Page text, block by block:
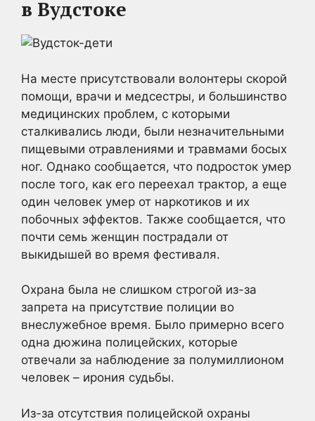
в Вудстоке
На месте присутствовали волонтеры скорой
помощи, врачи и медсестры, и большинство
медицинских проблем, с которыми
сталкивались люди, были незначительными
пищевыми отравлениями и травмами босых
ног. Однако сообщается, что подросток умер
после того, как его переехал трактор, а еще
один человек умер от наркотиков и их
побочных эффектов. Также сообщается, что
почти семь женщин пострадали от
выкидышей во время фестиваля.
Охрана была не слишком строгой из-за
запрета на присутствие полиции во
внеслужебное время. Было примерно всего
одна дюжина полицейских, которые
отвечали за наблюдение за полумиллионом
человек – ирония судьбы.
Из-за отсутствия полицейской охраны